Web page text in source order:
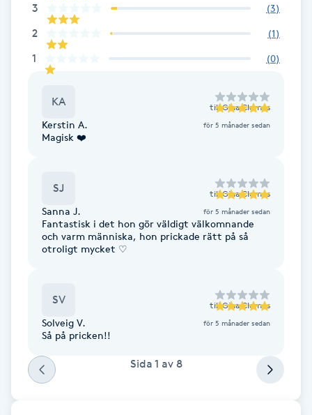
Extensions
Extensions borttagning
Eyeliner-tatuering
Faceliftmassage
Fet hårbotten
3 (3)
2 (1)
1 (0)
KA till Gina Clemes
Kerstin A. för 5 månader sedan
Magisk ❤️
SJ till Gina Clemes
Sanna J. för 5 månader sedan
Fantastisk i det hon gör väldigt välkomnande
och varm människa, hon prickade rätt på så
otroligt mycket ♡
SV till Gina Clemes
Solveig V. för 5 månader sedan
Så på pricken!!
Sida 1 av 8